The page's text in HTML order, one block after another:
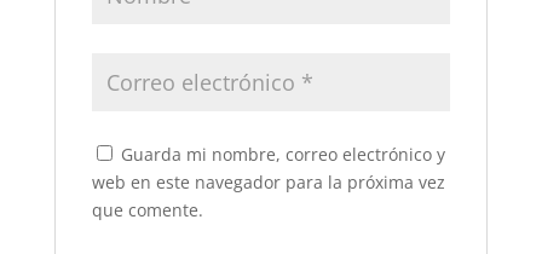
Guarda mi nombre, correo electrónico y
web en este navegador para la próxima vez
que comente.